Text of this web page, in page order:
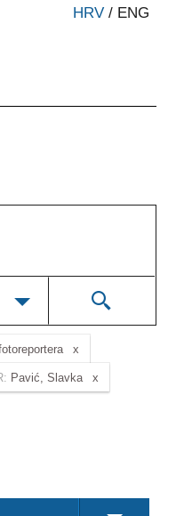
HRV / ENG
Pavić, Slavka